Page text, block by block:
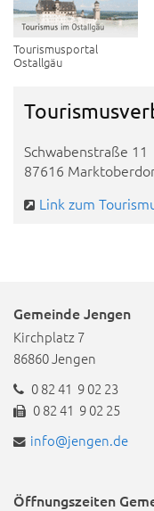
Tourismusportal
Ostallgäu
Schwabenstraße 11
87616
Link zum
Gemeinde Jengen
Kirchplatz 7
86860 Jengen
0 82 41 9 02 23
0 82 41 9 02 25
info@jengen.de
Öffnungszeiten